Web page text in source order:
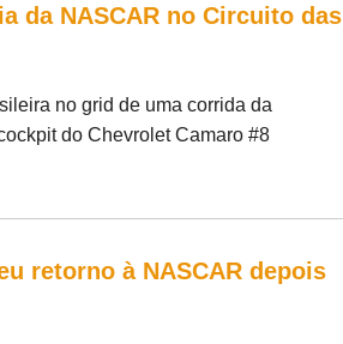
da NASCAR no Circuito das
no grid de uma corrida da
do Chevrolet Camaro #8
retorno à NASCAR depois